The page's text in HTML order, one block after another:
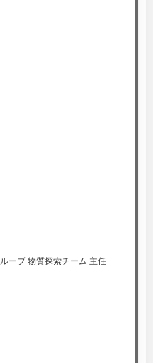
ープ 物質探索チーム 主任